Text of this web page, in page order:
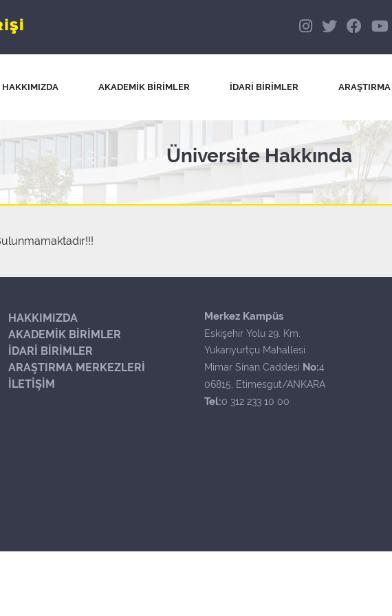
HAKKIMIZDA AKADEMİK BİRİMLER İDARİ BİRİMLER
Üniversite Hakkında
HAKKIMIZDA
AKADEMİK BİRİMLER
İDARİ BİRİMLER
ARAŞTIRMA MERKEZLERİ
İLETİŞİM
Merkez Kampüs
Eskişehir Yolu 29. Km.
Yukarıyurtçu Mahallesi
Mimar Sinan Caddesi No:4
06815, Etimesgut/ANKARA
Tel:0 312 233 10 00